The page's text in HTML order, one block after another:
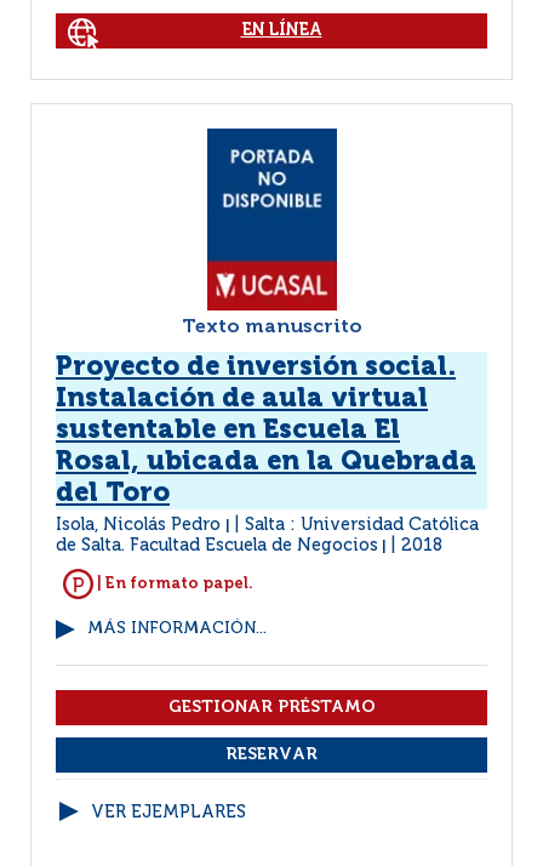
EN LÍNEA
Texto manuscrito
Proyecto de inversión social.
Instalación de aula virtual
sustentable en Escuela El
Rosal, ubicada en la Quebrada
del Toro
Isola, Nicolás Pedro
Salta : Universidad Católica
de Salta. Facultad Escuela de Negocios
2018
| En formato papel.
MÁS INFORMACIÓN...
VER EJEMPLARES